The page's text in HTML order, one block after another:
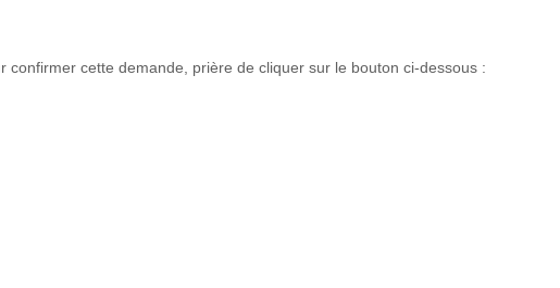
cette demande, prière de cliquer sur le bouton ci-dessous :